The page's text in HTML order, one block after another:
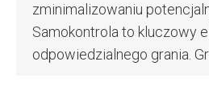
zminimalizowaniu
Samokontrola to kluczowy
odpowiedzialnego grania.